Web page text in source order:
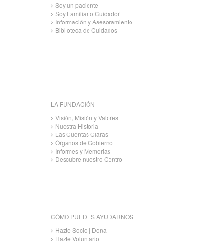
Soy un paciente
Soy Familiar o Cuidador
Información y Asesoramiento
Biblioteca de Cuidados
LA FUNDACIÓN
Visión, Misión y Valores
Nuestra Historia
Las Cuentas Claras
Órganos de Gobierno
Informes y Memorias
Descubre nuestro Centro
CÓMO PUEDES AYUDARNOS
Hazte Socio | Dona
Hazte Voluntario